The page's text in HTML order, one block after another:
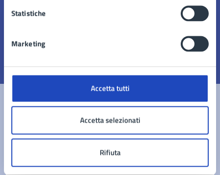
Statistiche
Marketing
Accetta tutti
Accetta selezionati
Rifiuta
Quanto sono chiare le informazioni su questa
Contatta il comune
Richiedi assistenza